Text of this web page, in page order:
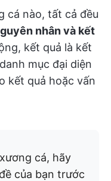
cá nào, tất cả đều
nhân và kết
kết quả là kết
mục đại diện
kết quả hoặc vấn
cá, hãy
của bạn trước